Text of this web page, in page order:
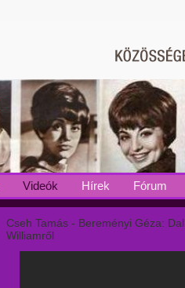
Videók Hírek Fórum
Cseh Tamás - Bereményi Géza:
Williamről